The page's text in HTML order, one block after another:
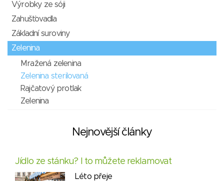
Výrobky ze sóji
Zahušťovadla
Základní suroviny
Zelenina
Mražená zelenina
Zelenina sterilovaná
Rajčatový protlak
Zelenina
Nejnovější články
Jídlo ze stánku? I to můžete reklamovat
Léto přeje